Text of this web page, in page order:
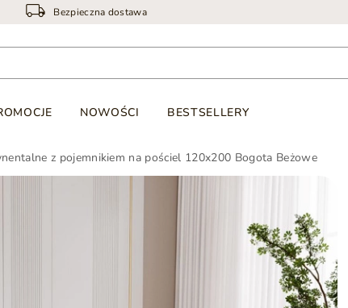
Bezpieczna dostawa
NOWOŚCI BESTSELLERY
z pojemnikiem na pościel 120x200 Bogota Beżowe